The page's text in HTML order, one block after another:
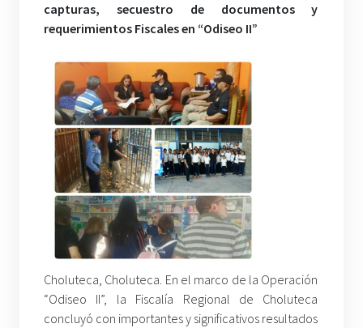
capturas, secuestro de documentos y
requerimientos Fiscales en “Odiseo II”
Choluteca, Choluteca. En el marco de la Operación
“Odiseo II”, la Fiscalía Regional de Choluteca
concluyó con importantes y significativos resultados